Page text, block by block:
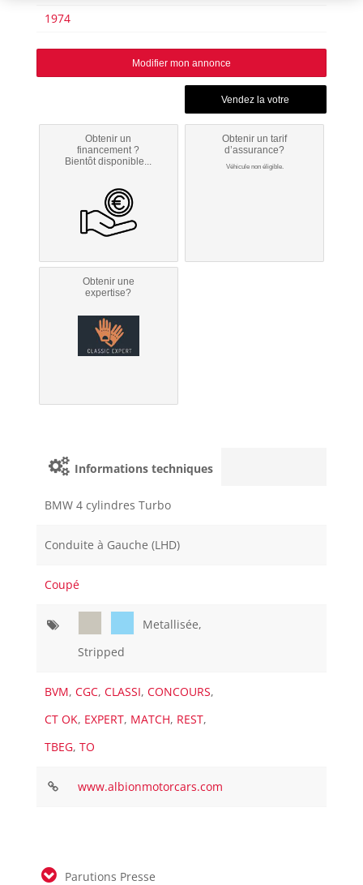
1974
Modifier mon annonce
Obtenir un
financement ?
Bientôt disponible...
Obtenir un tarif
d’assurance?
Véhicule non éligible.
Obtenir une
expertise?
Informations techniques
BMW 4 cylindres Turbo
Conduite à Gauche (LHD)
Coupé
Metallisée,
Stripped
BVM,CGC,CLASSI,CONCOURS,
CT OK, EXPERT, MATCH, REST,
TBEG,TO
www.albionmotorcars.com
Parutions Presse